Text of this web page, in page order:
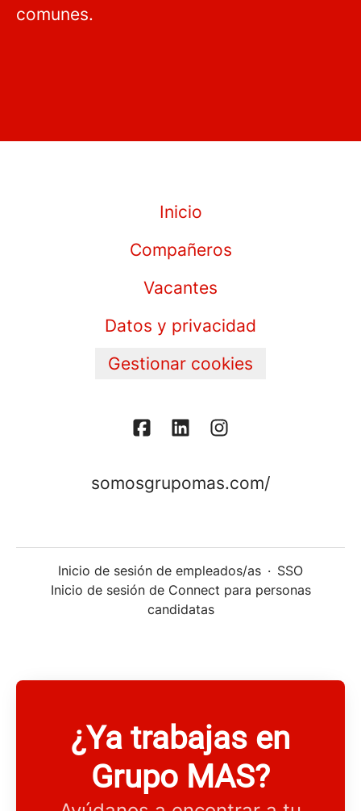
comunes.
Inicio
Compañeros
Vacantes
Datos y privacidad
Gestionar cookies
somosgrupomas.com/
Inicio de sesión de empleados/as · SSO
Inicio de sesión de Connect para personas
candidatas
¿Ya trabajas en
Grupo MAS?